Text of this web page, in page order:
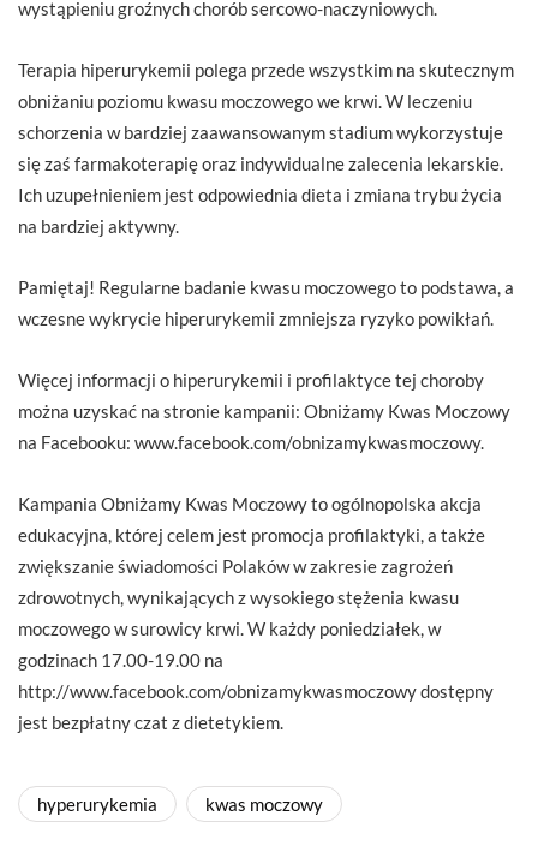
wystąpieniu groźnych chorób sercowo-naczyniowych.
Terapia hiperurykemii polega przede wszystkim na skutecznym
obniżaniu poziomu kwasu moczowego we krwi. W leczeniu
schorzenia w bardziej zaawansowanym stadium wykorzystuje
się zaś farmakoterapię oraz indywidualne zalecenia lekarskie.
Ich uzupełnieniem jest odpowiednia dieta i zmiana trybu życia
na bardziej aktywny.
Pamiętaj! Regularne badanie kwasu moczowego to podstawa, a
wczesne wykrycie hiperurykemii zmniejsza ryzyko powikłań.
Więcej informacji o hiperurykemii i profilaktyce tej choroby
można uzyskać na stronie kampanii: Obniżamy Kwas Moczowy
na Facebooku: www.facebook.com/obnizamykwasmoczowy.
Kampania Obniżamy Kwas Moczowy to ogólnopolska akcja
edukacyjna, której celem jest promocja profilaktyki, a także
zwiększanie świadomości Polaków w zakresie zagrożeń
zdrowotnych, wynikających z wysokiego stężenia kwasu
moczowego w surowicy krwi. W każdy poniedziałek, w
godzinach 17.00-19.00 na
http://www.facebook.com/obnizamykwasmoczowy dostępny
jest bezpłatny czat z dietetykiem.
hyperurykemia kwas moczowy